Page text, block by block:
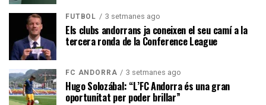
FUTBOL 3 setmanes ago
Els clubs andorrans ja coneixen el seu camí a la
tercera ronda de la Conference League
FC ANDORRA 3 setmanes ago
Hugo Solozábal: “L’FC Andorra és una gran
oportunitat per poder brillar”